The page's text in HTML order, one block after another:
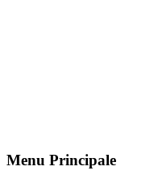
Menu Principale